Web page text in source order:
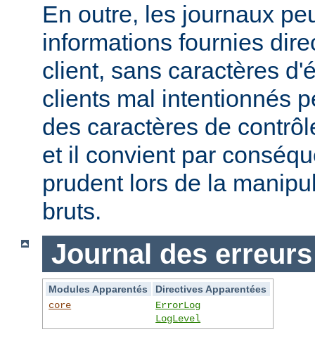
En outre, les journaux
informations fournies
client, sans caractères
clients mal intentionnés
des caractères de
et il convient par
prudent lors de la
bruts.
Journal des erreurs
Modules Apparentés
Directives Apparentées
core
ErrorLog
LogLevel